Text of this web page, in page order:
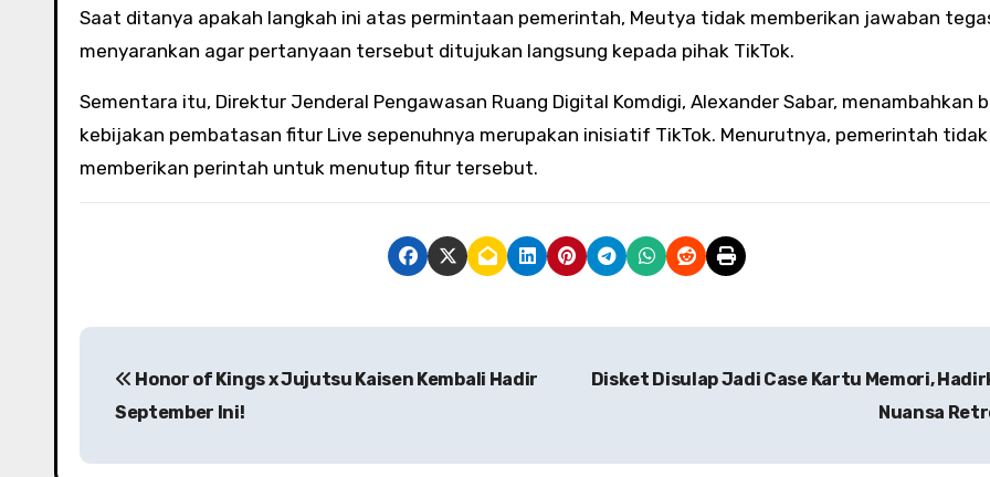
Saat ditanya apakah langkah ini atas permintaan pemerintah, Meutya tidak memberikan jawaban
menyarankan agar pertanyaan tersebut ditujukan langsung kepada pihak TikTok.
Sementara itu, Direktur Jenderal Pengawasan Ruang Digital Komdigi, Alexander Sabar, menambahkan
kebijakan pembatasan fitur Live sepenuhnya merupakan inisiatif TikTok. Menurutnya, pemerintah
memberikan perintah untuk menutup fitur tersebut.
Honor of Kings x Jujutsu Kaisen Kembali Hadir
September Ini!
Disket Disulap Jadi Case Kartu Memori,
Nuansa